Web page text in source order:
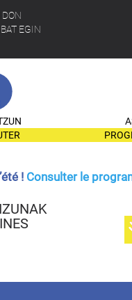
DON
EGIN
! Consulter le